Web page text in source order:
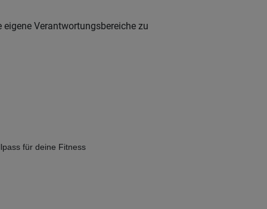
Verantwortungsbereiche zu
für deine Fitness